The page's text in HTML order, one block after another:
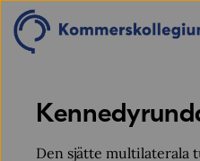
Den sjätte multilaterala